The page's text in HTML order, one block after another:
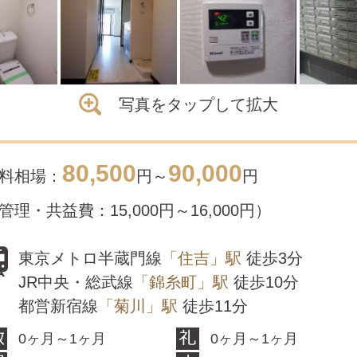
写真をタップして拡大
相場： 80,500円～ 90,000円
理・共益費：15,000円～16,000円）
東京メトロ半蔵門線 「住吉」駅 徒歩3分
JR中央・総武線 「錦糸町」駅 徒歩10分
都営新宿線 「菊川」駅 徒歩11分
0ヶ月～1ヶ月
0ヶ月～1ヶ月